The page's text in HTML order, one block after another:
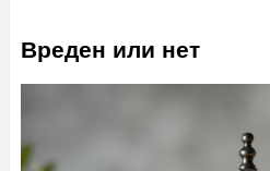
Вреден или нет